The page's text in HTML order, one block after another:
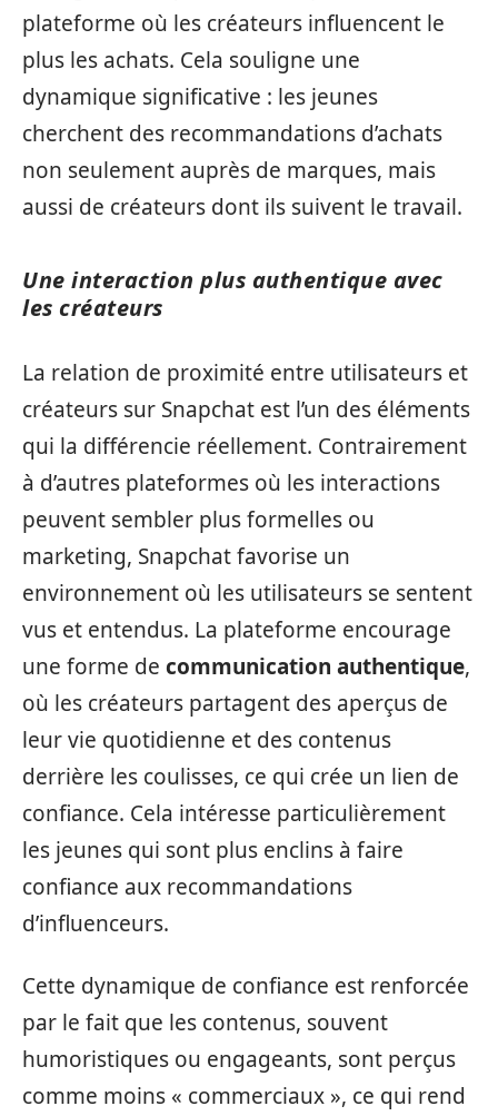
plateforme où les créateurs influencent le
plus les achats. Cela souligne une
dynamique significative : les jeunes
cherchent des recommandations d’achats
non seulement auprès de marques, mais
aussi de créateurs dont ils suivent le travail.
Une interaction plus authentique avec
les créateurs
La relation de proximité entre utilisateurs et
créateurs sur Snapchat est l’un des éléments
qui la différencie réellement. Contrairement
à d’autres plateformes où les interactions
peuvent sembler plus formelles ou
marketing, Snapchat favorise un
environnement où les utilisateurs se sentent
vus et entendus. La plateforme encourage
une forme de communication authentique,
où les créateurs partagent des aperçus de
leur vie quotidienne et des contenus
derrière les coulisses, ce qui crée un lien de
confiance. Cela intéresse particulièrement
les jeunes qui sont plus enclins à faire
confiance aux recommandations
d’influenceurs.
Cette dynamique de confiance est renforcée
par le fait que les contenus, souvent
humoristiques ou engageants, sont perçus
comme moins « commerciaux », ce qui rend